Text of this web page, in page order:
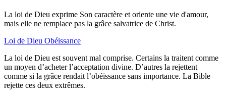
La loi de Dieu exprime Son caractère et oriente une vie d'amour,
mais elle ne remplace pas la grâce salvatrice de Christ.
Loi de Dieu Obéissance
La loi de Dieu est souvent mal comprise. Certains la traitent comme
un moyen d’acheter l’acceptation divine. D’autres la rejettent
comme si la grâce rendait l’obéissance sans importance. La Bible
rejette ces deux extrêmes.